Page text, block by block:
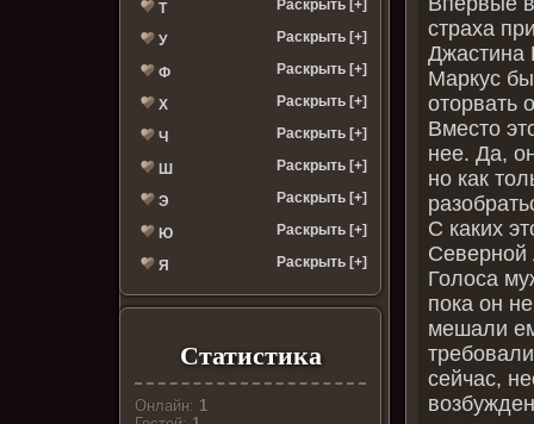
Т Раскрыть [+]
У Раскрыть [+]
Ф Раскрыть [+]
Х Раскрыть [+]
Ч Раскрыть [+]
Ш Раскрыть [+]
Э Раскрыть [+]
Ю Раскрыть [+]
Я Раскрыть [+]
Статистика
Онлайн: 1
страха
Джастина
Маркус
оторвать
Вместо
нее. Да,
но как
С каких
Северной
Голоса
пока он
мешали
сейчас,